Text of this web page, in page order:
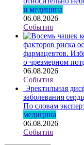
и медицина
06.08.2026
События
факторов риска
фармацевтов.
о чрезмерном
06.08.2026
События
Эректильная
заболевания
По словам
медицина
06.08.2026
События